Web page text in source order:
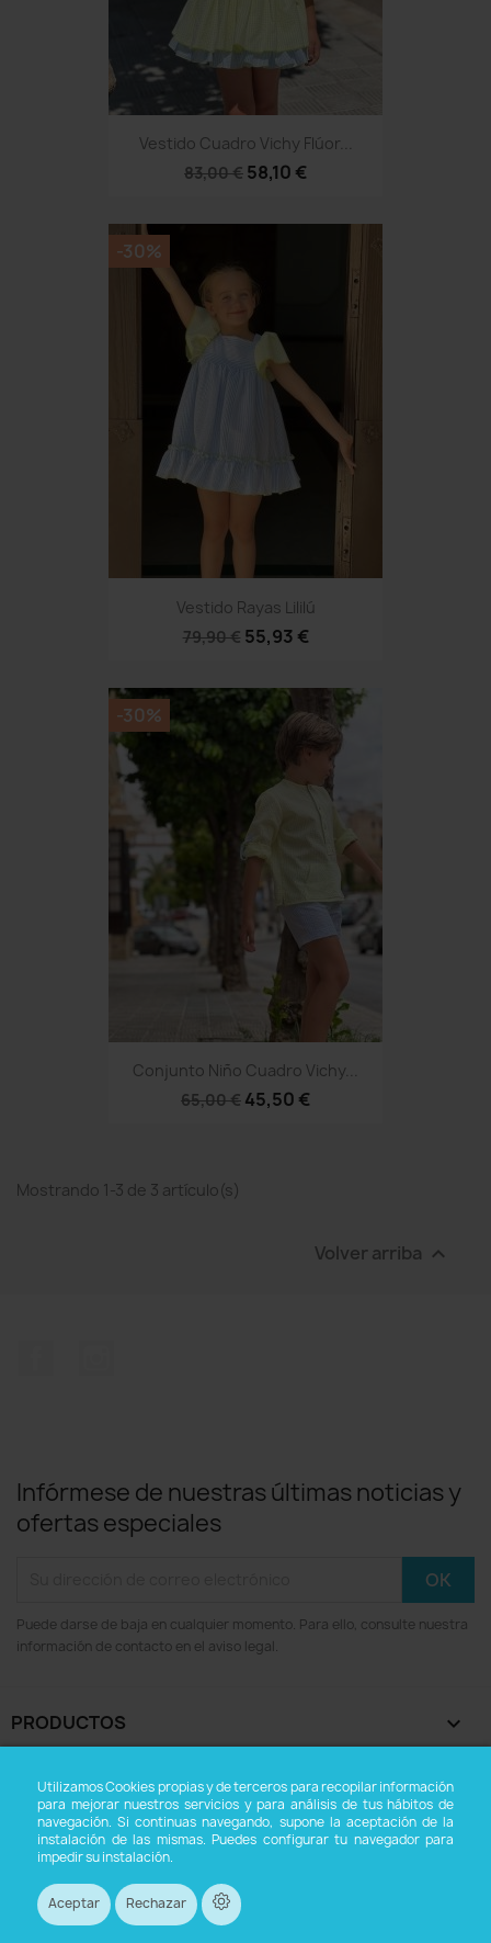
Utilizamos Cookies propias y de terceros para recopilar información
para mejorar nuestros servicios y para análisis de tus hábitos de
navegación. Si continuas navegando, supone la aceptación de la
instalación de las mismas. Puedes configurar tu navegador para
impedir su instalación.
Aceptar Rechazar
Vestido Cuadro Vichy Flúor...
83,00 € 58,10 €
Vestido Rayas Lililú
79,90 € 55,93 €
-30%
Conjunto Niño Cuadro Vichy...
65,00 € 45,50 €
-30%
Mostrando 1-3 de 3 artículo(s)
Volver arriba 
Infórmese de nuestras últimas noticias y
ofertas especiales
Puede darse de baja en cualquier momento. Para ello, consulte nuestra
información de contacto en el aviso legal.
PRODUCTOS 
NUESTRA EMPRESA 
SU CUENTA 
INFORMACIÓN DE LA TIENDA
© 2026 - tienda online creada con PrestaShop™